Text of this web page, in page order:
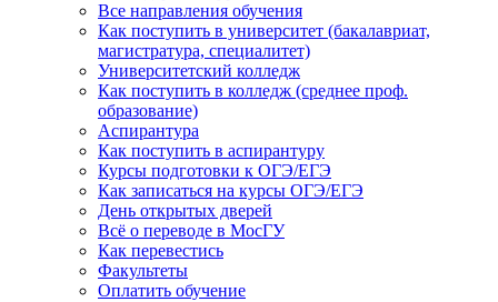
Все направления обучения
Как поступить в университет (бакалавриат,
магистратура, специалитет)
Университетский колледж
Как поступить в колледж (среднее проф.
образование)
Аспирантура
Как поступить в аспирантуру
Курсы подготовки к ОГЭ/ЕГЭ
Как записаться на курсы ОГЭ/ЕГЭ
День открытых дверей
Всё о переводе в МосГУ
Как перевестись
Факультеты
Оплатить обучение